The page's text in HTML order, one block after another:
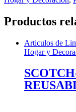
Productos
Articulos de
Hogar y